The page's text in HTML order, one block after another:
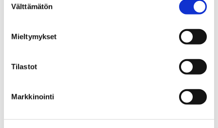
valinta
Välttämätön
Mieltymykset
Tilastot
Markkinointi
tarpeita. Ensisijaista uudistuksessa on lapsen etu ja